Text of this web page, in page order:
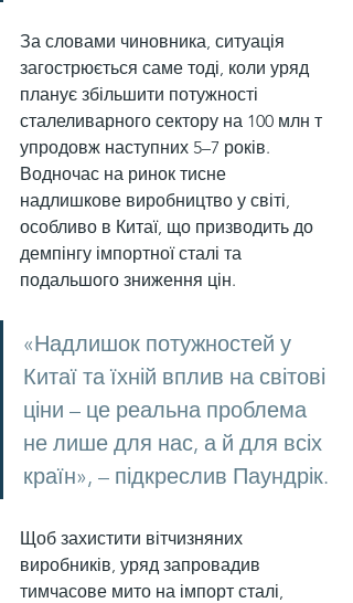
За словами чиновника, ситуація
загострюється саме тоді, коли уряд
планує збільшити потужності
сталеливарного сектору на 100 млн т
упродовж наступних 5–7 років.
Водночас на ринок тисне
надлишкове виробництво у світі,
особливо в Китаї, що призводить до
демпінгу імпортної сталі та
подальшого зниження цін.
«Надлишок потужностей у
Китаї та їхній вплив на світові
ціни – це реальна проблема
не лише для нас, а й для всіх
країн», – підкреслив Паундрік.
Щоб захистити вітчизняних
виробників, уряд запровадив
тимчасове мито на імпорт сталі,